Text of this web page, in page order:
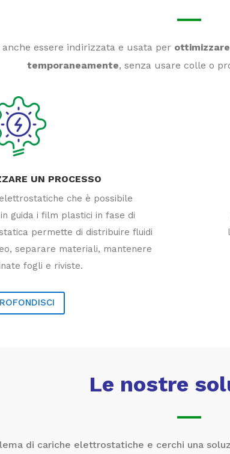
anche essere indirizzata e usata per
temporaneamente, senza usare colle o
UN PROCESSO
che è possibile
guida i film plastici in fase di
permette di distribuire fluidi
separare materiali, mantenere
fogli e riviste.
Le nostre
di cariche elettrostatiche e cerchi una